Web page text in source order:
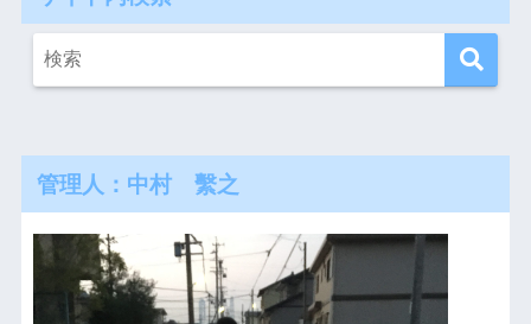
管理人：中村 繫之